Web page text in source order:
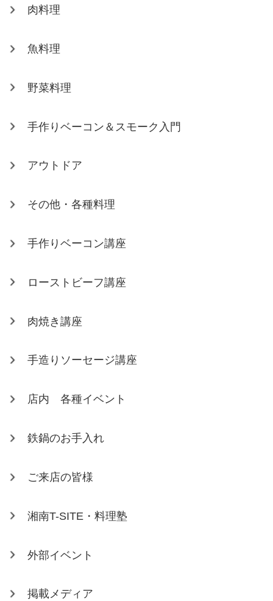
肉料理
魚料理
野菜料理
手作りベーコン＆スモーク入門
アウトドア
その他・各種料理
手作りベーコン講座
ローストビーフ講座
肉焼き講座
手造りソーセージ講座
店内 各種イベント
鉄鍋のお手入れ
ご来店の皆様
湘南T-SITE・料理塾
外部イベント
掲載メディア